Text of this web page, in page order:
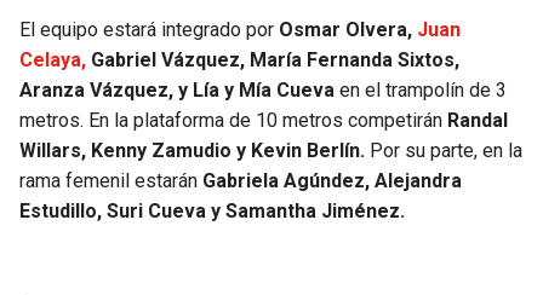
PANTHERS
SAINTS
BUCCANEERS
JAZZ
El equipo estará integrado por Osmar Olvera, Juan
Celaya, Gabriel Vázquez, María Fernanda Sixtos,
Aranza Vázquez, y Lía y Mía Cueva en el trampolín de 3
metros. En la plataforma de 10 metros competirán Randal
Willars, Kenny Zamudio y Kevin Berlín. Por su parte, en la
rama femenil estarán Gabriela Agúndez, Alejandra
Estudillo, Suri Cueva y Samantha Jiménez.